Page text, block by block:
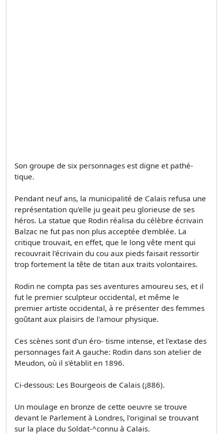
Son groupe de six personnages est digne et pathé­
tique.
Pendant neuf ans, la municipalité de Calais refusa une
représentation qu'elle ju­ geait peu glorieuse de ses
héros. La statue que Rodin réalisa du célèbre écrivain
Balzac ne fut pas non plus acceptée d'emblée. La
critique trouvait, en effet, que le long vête­ ment qui
recouvrait l'écrivain du cou aux pieds faisait ressortir
trop fortement la tête de titan aux traits volontaires.
Rodin ne compta pas ses aventures amoureu­ ses, et il
fut le premier sculpteur occidental, et même le
premier artiste occidental, à re­ présenter des femmes
goûtant aux plaisirs de l'amour physique.
Ces scènes sont d'un éro- tisme intense, et l'extase des
personnages fait A gauche: Rodin dans son atelier de
Meudon, où il s'établit en 1896.
Ci-dessous: Les Bourgeois de Ca­lais (¡886).
Un moulage en bronze de cette oeuvre se trouve
devant le Parlement à Londres, l'original se trouvant
sur la place du Soldat-^connu à Calais.